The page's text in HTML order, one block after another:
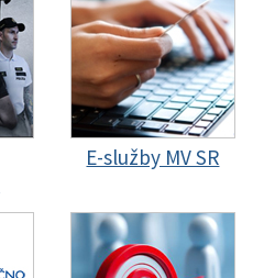
E-služby MV SR